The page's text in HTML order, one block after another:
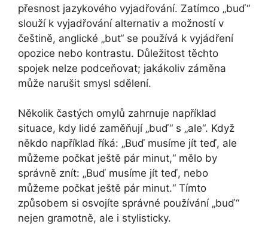
přesnost jazykového vyjadřování. Zatímco „buď“
slouží k vyjadřování alternativ a možností v
češtině, anglické „but“ se používá k vyjádření
opozice nebo kontrastu. Důležitost těchto
spojek nelze podceňovat; jakákoliv záměna
může narušit smysl sdělení.
Několik častých omylů zahrnuje například
situace, kdy lidé zaměňují „buď“ s „ale“. Když
někdo například říká: „Buď musíme jít teď, ale
můžeme počkat ještě pár minut,“ mělo by
správně znít: „Buď musíme jít teď, nebo
můžeme počkat ještě pár minut.“ Tímto
způsobem si osvojíte správné používání „buď“
nejen gramotně, ale i stylisticky.